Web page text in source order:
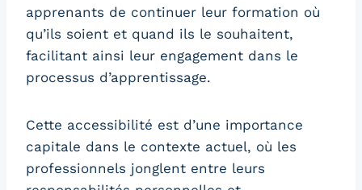
apprenants de continuer leur formation où
qu’ils soient et quand ils le souhaitent,
facilitant ainsi leur engagement dans le
processus d’apprentissage.
Cette accessibilité est d’une importance
capitale dans le contexte actuel, où les
professionnels jonglent entre leurs